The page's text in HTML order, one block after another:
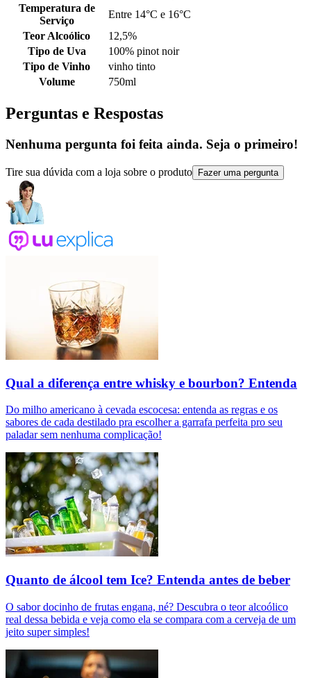
Temperatura de
Serviço
Entre 14°C e 16°C
Teor Alcoólico
12,5%
Tipo de Uva
100% pinot noir
Tipo de Vinho
vinho tinto
Volume
750ml
Perguntas e Respostas
Nenhuma pergunta foi feita ainda. Seja o primeiro!
Tire sua dúvida com a loja sobre o produto Fazer uma pergunta
Qual a diferença entre whisky e bourbon? Entenda
Do milho americano à cevada escocesa: entenda as regras e os
sabores de cada destilado pra escolher a garrafa perfeita pro seu
paladar sem nenhuma complicação!
Quanto de álcool tem Ice? Entenda antes de beber
O sabor docinho de frutas engana, né? Descubra o teor alcoólico
real dessa bebida e veja como ela se compara com a cerveja de um
jeito super simples!